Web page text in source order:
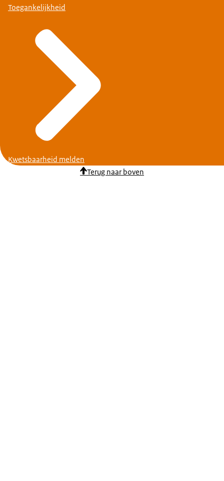
Toegankelijkheid
Kwetsbaarheid melden
Terug naar boven